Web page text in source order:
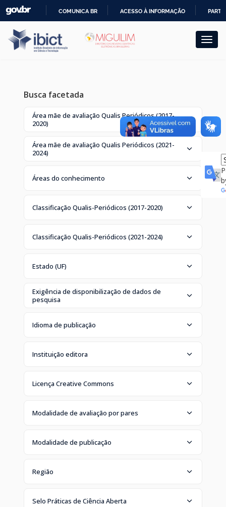
navigation
PARA
O
COMUNICA BR ACESSO À INFORMAÇÃO
Busca facetada
Área mãe de avaliação Qualis Periódicos (2017-
2020)
Área mãe de avaliação Qualis Periódicos (2021-
2024)
Áreas do conhecimento
Classificação Qualis-Periódicos (2017-2020)
Classificação Qualis-Periódicos (2021-2024)
Estado (UF)
Exigência de disponibilização de dados de
pesquisa
Idioma de publicação
Instituição editora
Licença Creative Commons
Modalidade de avaliação por pares
Modalidade de publicação
Região
Selo Práticas de Ciência Aberta